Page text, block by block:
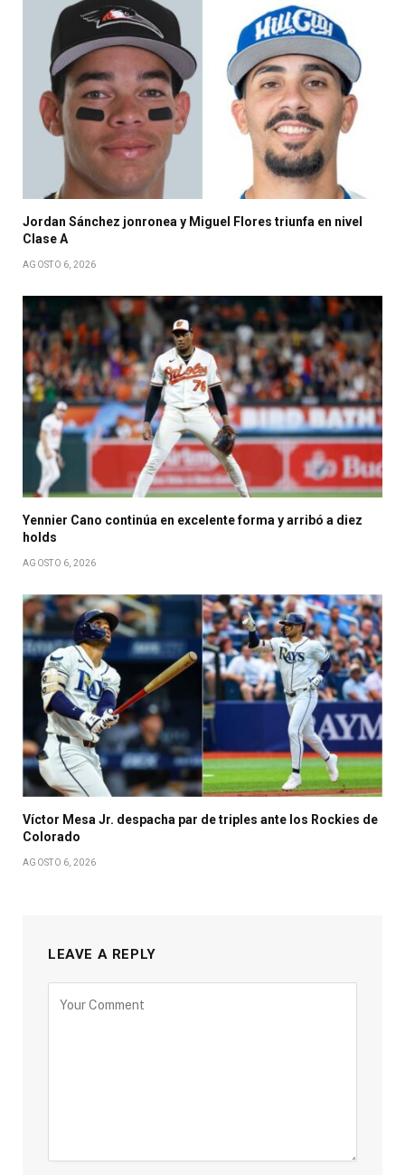
Jordan Sánchez jonronea y Miguel Flores triunfa en nivel
Clase A
AGOSTO 6, 2026
Yennier Cano continúa en excelente forma y arribó a diez
holds
AGOSTO 6, 2026
Víctor Mesa Jr. despacha par de triples ante los Rockies de
Colorado
AGOSTO 6, 2026
LEAVE A REPLY